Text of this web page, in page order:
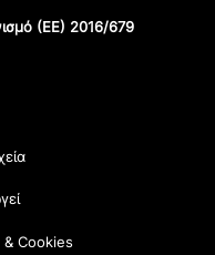
(ΕΕ) 2016/679
& Cookies